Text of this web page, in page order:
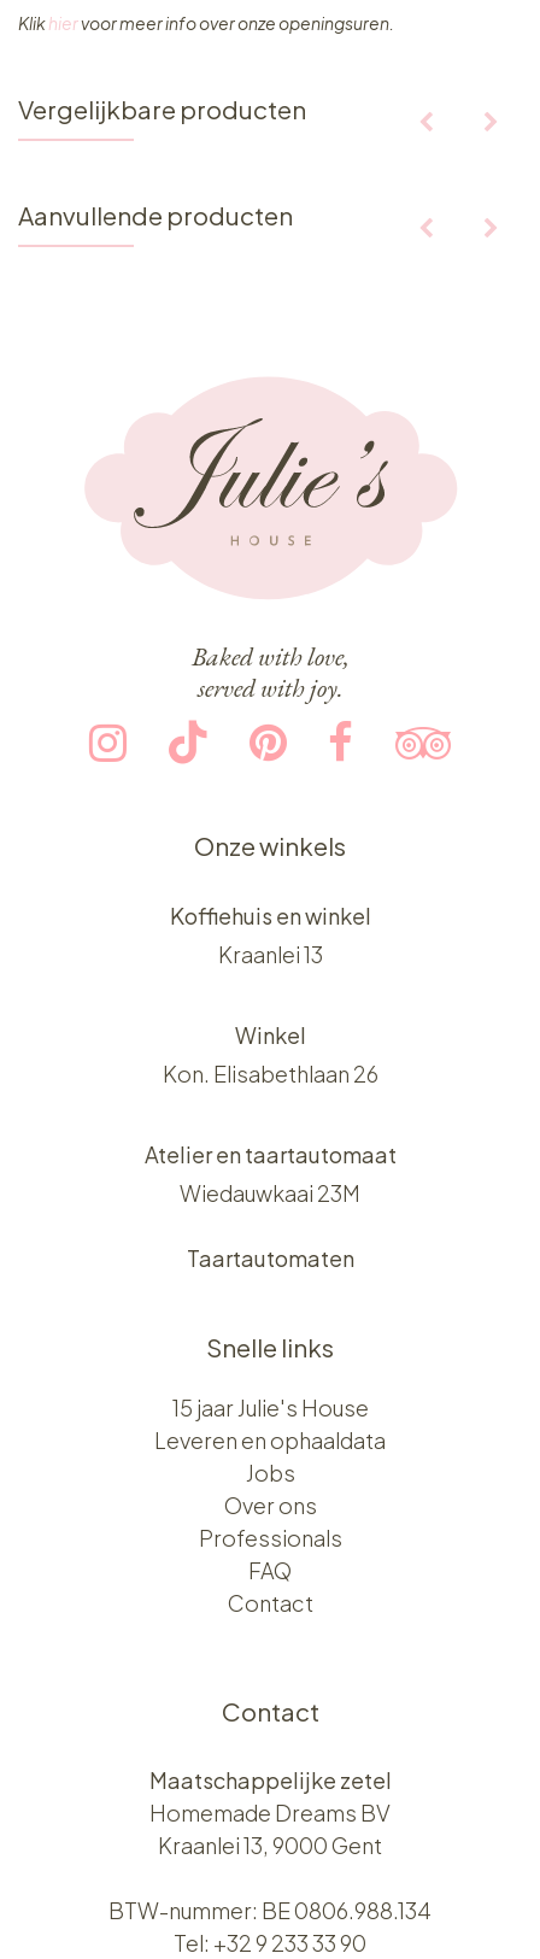
Klikhiervoor meer info over onze openingsuren.
Vergelijkbare producten
Aanvullende producten
Baked with love,
served with joy.
Onze winkels
Koffiehuis en winkel
Kraanlei 13
Winkel
Kon. Elisabethlaan 26
Atelier en taartautomaat
Wiedauwkaai 23M
Taartautomaten
Snelle links
15 jaar Julie's House
Leveren en ophaaldata
Jobs
Over ons​​
Professionals
FAQ
Contact
Contact
Maatschappelijke zetel
Homemade Dreams BV
Kraanlei 13, 9000 Gent
BTW-nummer: BE 0806.988.134
Tel: +32 9 233 33 90